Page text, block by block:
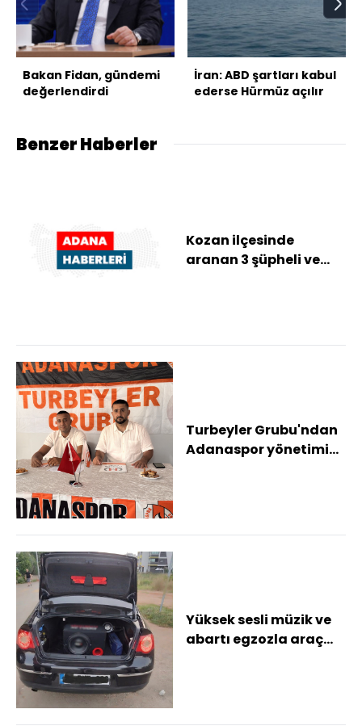
Bakan Fidan, gündemi
değerlendirdi
İran: ABD şartları kabul
ederse Hürmüz açılır
Benzer Haberler
Kozan ilçesinde
aranan 3 şüpheli ve
Turbeyler Grubu'ndan
Adanaspor yönetimine
Yüksek sesli müzik ve
abartı egzozla araç